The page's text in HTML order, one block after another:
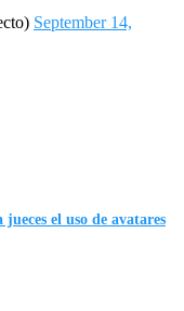
September 14,
el uso de avatares